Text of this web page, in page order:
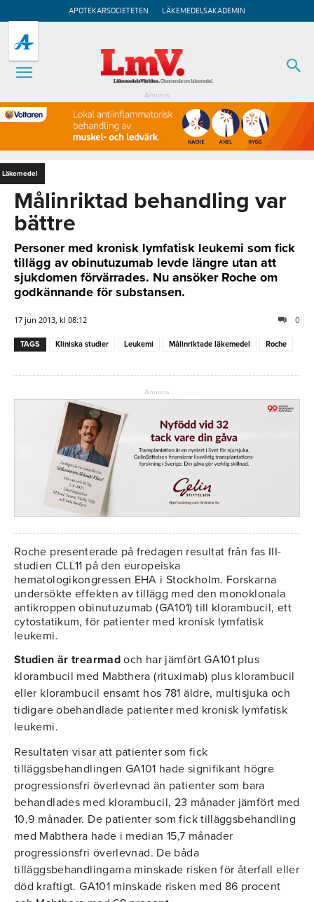
APOTEKARSOCIETETEN LÄKEMEDELSAKADEMIN
Annons
Läkemedel
Målinriktad behandling var
bättre
Personer med kronisk lymfatisk leukemi som fick
tillägg av obinutuzumab levde längre utan att
sjukdomen förvärrades. Nu ansöker Roche om
godkännande för substansen.
17 jun 2013, kl 08:12 0
TAGS Kliniska studier Leukemi Målinriktade läkemedel Roche
Annons
Roche presenterade på fredagen resultat från fas III-
studien CLL11 på den europeiska
hematologikongressen EHA i Stockholm. Forskarna
undersökte effekten av tillägg med den monoklonala
antikroppen obinutuzumab (GA101) till klorambucil, ett
cytostatikum, för patienter med kronisk lymfatisk
leukemi.
Studien är trearmad och har jämfört GA101 plus
klorambucil med Mabthera (rituximab) plus klorambucil
eller klorambucil ensamt hos 781 äldre, multisjuka och
tidigare obehandlade patienter med kronisk lymfatisk
leukemi.
Resultaten visar att patienter som fick
tilläggsbehandlingen GA101 hade signifikant högre
progressionsfri överlevnad än patienter som bara
behandlades med klorambucil, 23 månader jämfört med
10,9 månader. De patienter som fick tilläggsbehandling
med Mabthera hade i median 15,7 månader
progressionsfri överlevnad. De båda
tilläggsbehandlingarna minskade risken för återfall eller
död kraftigt. GA101 minskade risken med 86 procent